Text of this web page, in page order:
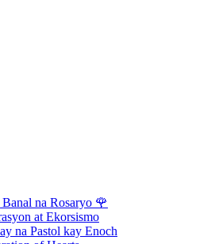
na Rosaryo 🌹
at Ekorsismo
na Pastol kay Enoch